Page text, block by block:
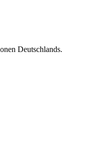
Deutschlands.